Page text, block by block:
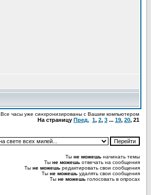
Все часы уже синхронизированы с Вашим компьютером
На страницу Пред. 1, 2, 3 ... 19, 20, 21
Ты не можешь начинать темы
Ты не можешь отвечать на сообщения
Ты не можешь редактировать свои сообщения
Ты не можешь удалять свои сообщения
Ты не можешь голосовать в опросах